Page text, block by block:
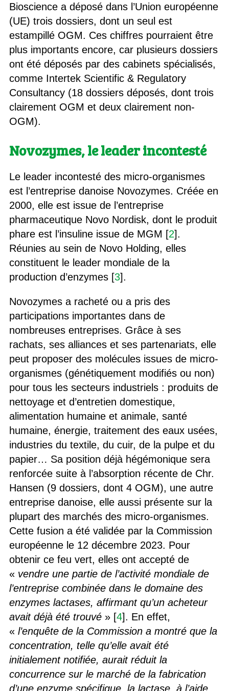
Bioscience a déposé dans l’Union européenne
(UE) trois dossiers, dont un seul est
estampillé OGM. Ces chiffres pourraient être
plus importants encore, car plusieurs dossiers
ont été déposés par des cabinets spécialisés,
comme Intertek Scientific & Regulatory
Consultancy (18 dossiers déposés, dont trois
clairement OGM et deux clairement non-
OGM).
Novozymes, le leader incontesté
Le leader incontesté des micro-organismes
est l’entreprise danoise Novozymes. Créée en
2000, elle est issue de l’entreprise
pharmaceutique Novo Nordisk, dont le produit
phare est l’insuline issue de MGM [2].
Réunies au sein de Novo Holding, elles
constituent le leader mondiale de la
production d’enzymes [3].
Novozymes a racheté ou a pris des
participations importantes dans de
nombreuses entreprises. Grâce à ses
rachats, ses alliances et ses partenariats, elle
peut proposer des molécules issues de micro-
organismes (génétiquement modifiés ou non)
pour tous les secteurs industriels : produits de
nettoyage et d’entretien domestique,
alimentation humaine et animale, santé
humaine, énergie, traitement des eaux usées,
industries du textile, du cuir, de la pulpe et du
papier… Sa position déjà hégémonique sera
renforcée suite à l’absorption récente de Chr.
Hansen (9 dossiers, dont 4 OGM), une autre
entreprise danoise, elle aussi présente sur la
plupart des marchés des micro-organismes.
Cette fusion a été validée par la Commission
européenne le 12 décembre 2023. Pour
obtenir ce feu vert, elles ont accepté de
« vendre une partie de l’activité mondiale de
l’entreprise combinée dans le domaine des
enzymes lactases, affirmant qu’un acheteur
avait déjà été trouvé» [4]. En effet,
« l’enquête de la Commission a montré que la
concentration, telle qu’elle avait été
initialement notifiée, aurait réduit la
concurrence sur le marché de la fabrication
d’une enzyme spécifique, la lactase, à l’aide